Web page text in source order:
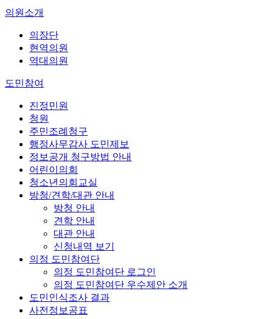
의원소개
의장단
현역의원
역대의원
도민참여
진정민원
청원
주민조례청구
행정사무감사 도민제보
정보공개 청구방법 안내
어린이의회
청소년의회교실
방청/견학/대관 안내
방청 안내
견학 안내
대관 안내
신청내역 보기
의정 도민참여단
의정 도민참여단 로그인
의정 도민참여단 우수제안 소개
도민인식조사 결과
사전정보공표